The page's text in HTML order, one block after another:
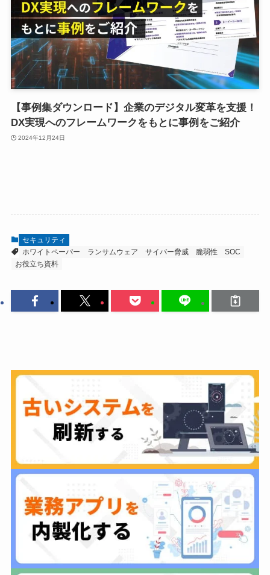
【事例集ダウンロード】企業のデジタル変革を支援！
DX実現へのフレームワークをもとに事例をご紹介
2024年12月24日
セキュリティ
ホワイトペーパー
ランサムウェア サイバー脅威 脆弱性
SOC
お役立ち資料